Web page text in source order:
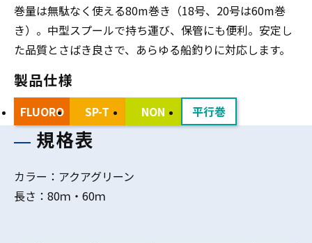
巻量は無駄なく使える80m巻き（18号、20号は60m巻
き）。中型スプールで持ち運び、保管にも便利。安定し
た品質とさばき良さで、あらゆる船釣りに対応します。
製品仕様
FLUORO SP-T NON 平行巻
規格表
カラー：アクアグリーン
長さ：80ｍ・60ｍ